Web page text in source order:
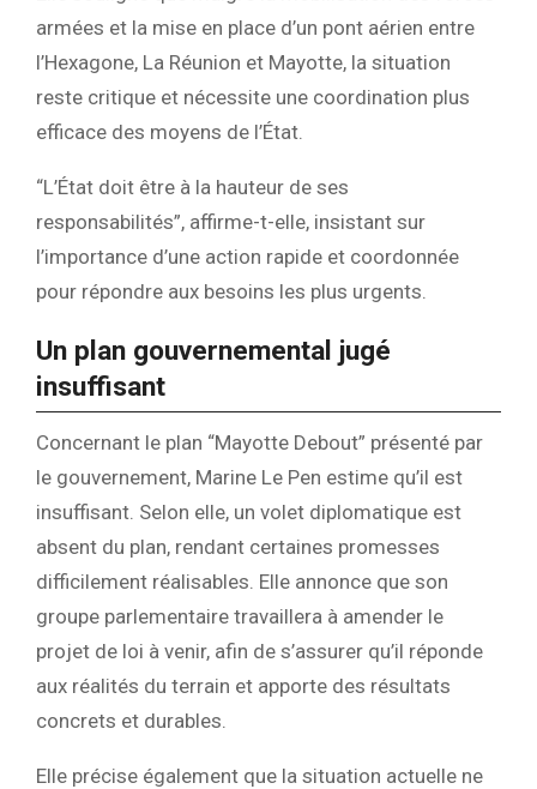
armées et la mise en place d’un pont aérien entre
l’Hexagone, La Réunion et Mayotte, la situation
reste critique et nécessite une coordination plus
efficace des moyens de l’État.
“L’État doit être à la hauteur de ses
responsabilités”, affirme-t-elle, insistant sur
l’importance d’une action rapide et coordonnée
pour répondre aux besoins les plus urgents.
Un plan gouvernemental jugé
insuffisant
Concernant le plan “Mayotte Debout” présenté par
le gouvernement, Marine Le Pen estime qu’il est
insuffisant. Selon elle, un volet diplomatique est
absent du plan, rendant certaines promesses
difficilement réalisables. Elle annonce que son
groupe parlementaire travaillera à amender le
projet de loi à venir, afin de s’assurer qu’il réponde
aux réalités du terrain et apporte des résultats
concrets et durables.
Elle précise également que la situation actuelle ne